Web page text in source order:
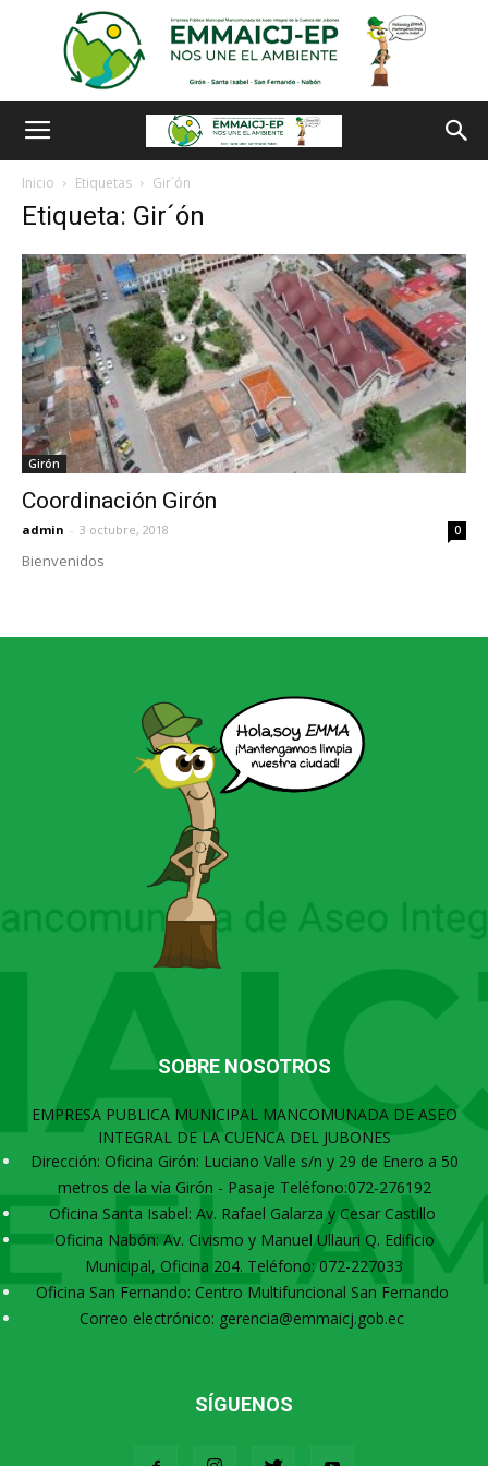
Inicio Etiquetas Gir´ón
Etiqueta: Gir´ón
Girón
Coordinación Girón
admin - 3 octubre, 2018 0
Bienvenidos
SOBRE NOSOTROS
EMPRESA PUBLICA MUNICIPAL MANCOMUNADA DE ASEO
INTEGRAL DE LA CUENCA DEL JUBONES
Dirección: Oficina Girón: Luciano Valle s/n y 29 de Enero a 50
metros de la vía Girón - Pasaje Teléfono:072-276192
Oficina Santa Isabel: Av. Rafael Galarza y Cesar Castillo
Oficina Nabón: Av. Civismo y Manuel Ullauri Q. Edificio
Municipal, Oficina 204. Teléfono: 072-227033
Oficina San Fernando: Centro Multifuncional San Fernando
Correo electrónico: gerencia@emmaicj.gob.ec
SÍGUENOS